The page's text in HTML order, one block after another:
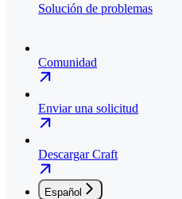
Solución de problemas
Comunidad
Enviar una solicitud
Descargar Craft
Español